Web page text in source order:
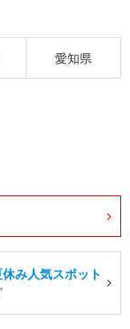
愛知県
み人気スポット